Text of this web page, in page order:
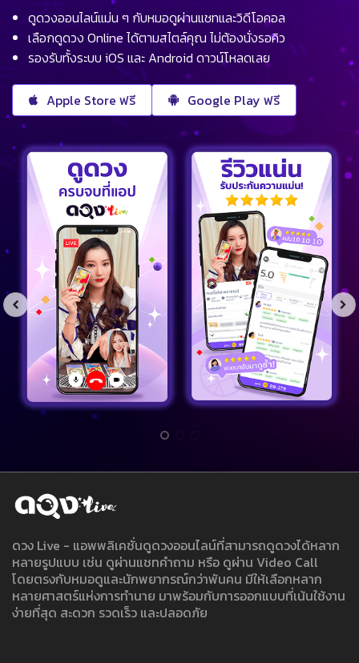
ดูดวงออนไลน์แม่น ๆ กับหมอดูผ่านแชทและวิดีโอคอล
เลือกดูดวง Online ได้ตามสไตล์คุณ ไม่ต้องนั่งรอคิว
รองรับทั้งระบบ iOS และ Android ดาวน์โหลดเลย
Apple Store ฟรี Google Play ฟรี
ดวง Live - แอพพลิเคชั่นดูดวงออนไลน์ที่สามารถดูดวงได้หลาก
หลายรูปแบบ เช่น ดูผ่านแชทคำถาม หรือ ดูผ่าน Video Call
โดยตรงกับหมอดูและนักพยากรณ์กว่าพันคน มีให้เลือกหลาก
หลายศาสตร์แห่งการทำนาย มาพร้อมกับการออกแบบที่เน้นใช้งาน
ง่ายที่สุด สะดวก รวดเร็ว และปลอดภัย